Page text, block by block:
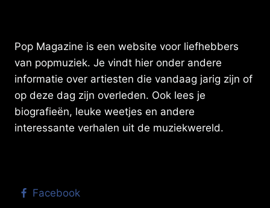
Pop Magazine is een website voor liefhebbers
van popmuziek. Je vindt hier onder andere
informatie over artiesten die vandaag jarig zijn of
op deze dag zijn overleden. Ook lees je
biografieën, leuke weetjes en andere
interessante verhalen uit de muziekwereld.
Facebook